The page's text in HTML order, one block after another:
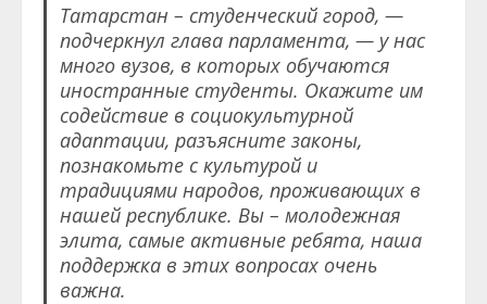
Татарстан – студенческий город, —
подчеркнул глава парламента, — у нас
много вузов, в которых обучаются
иностранные студенты. Окажите им
содействие в социокультурной
адаптации, разъясните законы,
познакомьте с культурой и
традициями народов, проживающих в
нашей республике. Вы – молодежная
элита, самые активные ребята, наша
поддержка в этих вопросах очень
важна.